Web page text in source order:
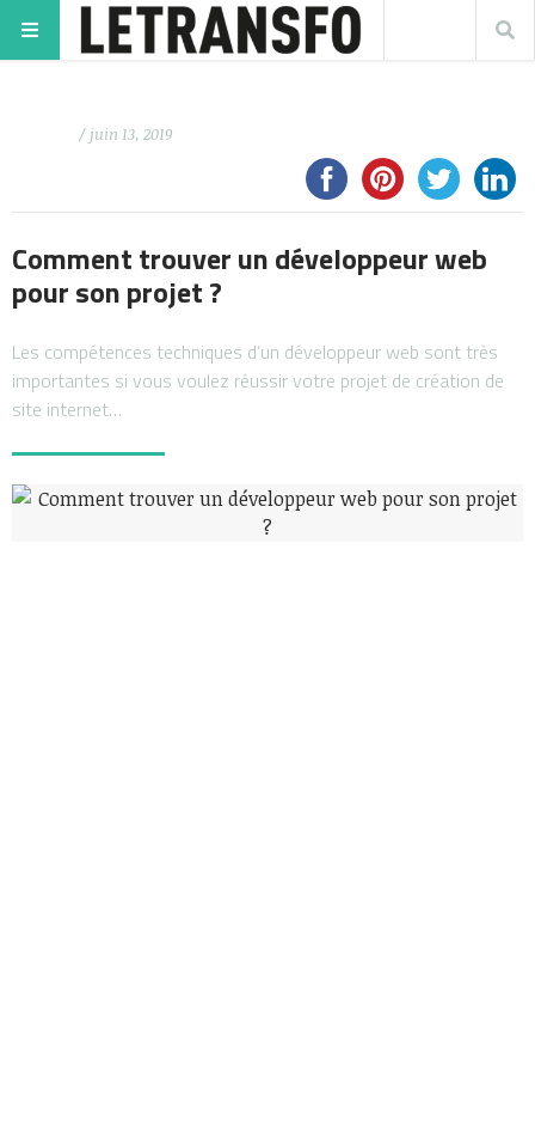
/ juin 13, 2019
Comment trouver un développeur web
pour son projet ?
Les compétences techniques d’un développeur web sont très
importantes si vous voulez réussir votre projet de création de
site internet…